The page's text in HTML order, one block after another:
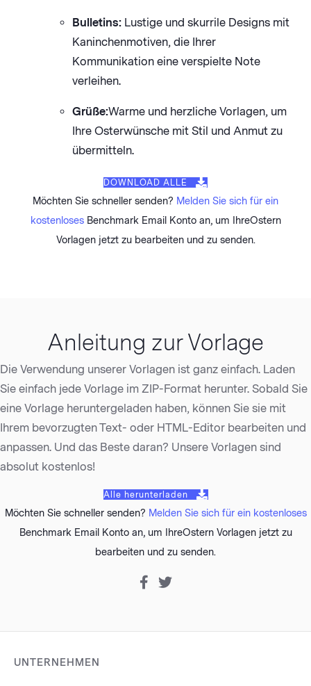
Bulletins: Lustige und skurrile Designs mit
Kaninchenmotiven, die Ihrer
Kommunikation eine verspielte Note
verleihen.
Grüße:Warme und herzliche Vorlagen, um
Ihre Osterwünsche mit Stil und Anmut zu
übermitteln.
DOWNLOAD ALLE
Möchten Sie schneller senden? Melden Sie sich für ein
kostenlosesBenchmark Email Konto an, um IhreOstern
Vorlagen jetzt zu bearbeiten und zu senden.
Anleitung zur Vorlage
Die Verwendung unserer Vorlagen ist ganz einfach. Laden
Sie einfach jede Vorlage im ZIP-Format herunter. Sobald Sie
eine Vorlage heruntergeladen haben, können Sie sie mit
Ihrem bevorzugten Text- oder HTML-Editor bearbeiten und
anpassen. Und das Beste daran? Unsere Vorlagen sind
absolut kostenlos!
Alle herunterladen
Möchten Sie schneller senden? Melden Sie sich für ein kostenloses
Benchmark Email Konto an, um IhreOstern Vorlagen jetzt zu
bearbeiten und zu senden.
UNTERNEHMEN